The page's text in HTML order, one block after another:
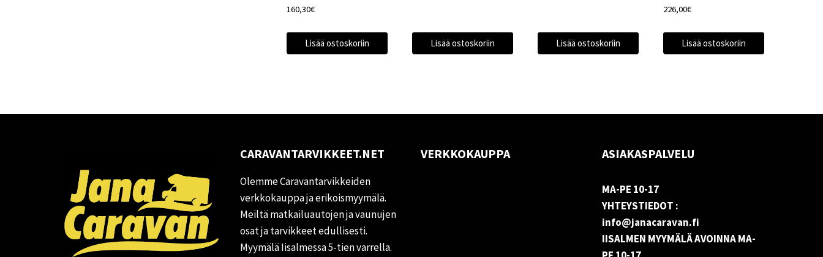
160,30€
Lisää ostoskoriin Lisää ostoskoriin Lisää ostoskoriin
226,00€
Lisää ostoskoriin
CARAVANTARVIKKEET.NET
Olemme Caravantarvikkeiden
verkkokauppa ja erikoismyymälä.
Meiltä matkailuautojen ja vaunujen
osat ja tarvikkeet edullisesti.
Myymälä Iisalmessa 5-tien varrella.
VERKKOKAUPPA ASIAKASPALVELU
MA-PE 10-17
YHTEYSTIEDOT :
info@janacaravan.fi
IISALMEN MYYMÄLÄ AVOINNA MA-